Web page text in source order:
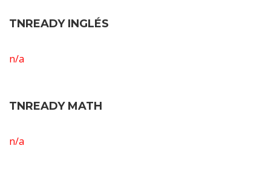
TNREADY INGLÉS
n/a
TNREADY MATH
n/a